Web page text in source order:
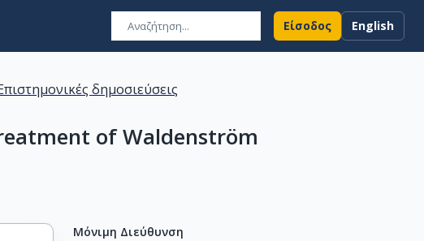
Είσοδος English
δημοσιεύσεις
of Waldenström
Μόνιμη Διεύθυνση